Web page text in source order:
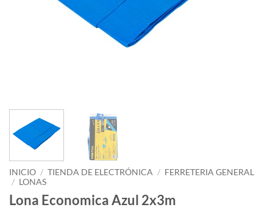
INICIO / TIENDA DE ELECTRÓNICA / FERRETERIA GENERAL
/ LONAS
Lona Economica Azul 2x3m